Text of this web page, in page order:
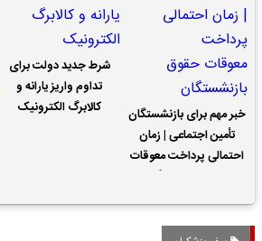
خبر مهم برای بازنشستگان
تأمین اجتماعی | زمان
احتمالی پرداخت معوقات
شرط جدید دولت برای
تداوم واریز یارانه و
کالابرگ الکترونیک